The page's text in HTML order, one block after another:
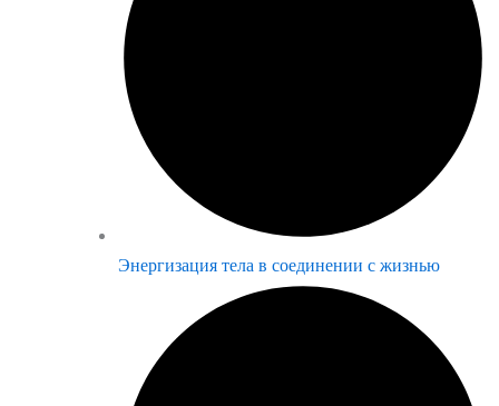
Энергизация тела в соединении с жизнью